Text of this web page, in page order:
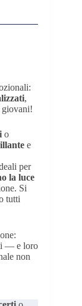
,
giovani!
o
e
per
la luce
Si
tutti
— e loro
non